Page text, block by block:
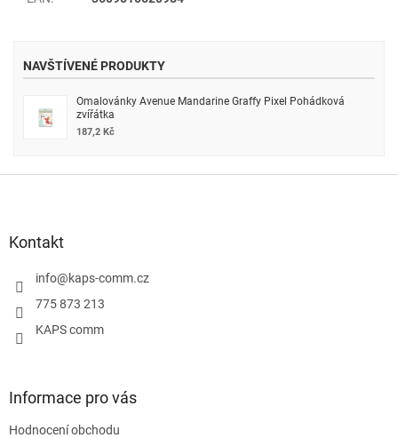
NAVŠTÍVENÉ PRODUKTY
Omalovánky Avenue Mandarine Graffy Pixel Pohádková
zvířátka
187,2 Kč
Kontakt
info@kaps-comm.cz
775 873 213
KAPS comm
Informace pro vás
Hodnocení obchodu